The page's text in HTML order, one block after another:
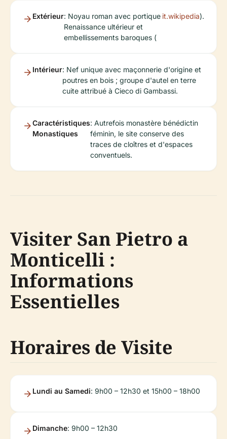
Extérieur: Noyau roman avec portique
Renaissance ultérieur et
embellissements baroques (
it.wikipedia).
Intérieur: Nef unique avec maçonnerie d'origine et
poutres en bois ; groupe d'autel en terre
cuite attribué à Cieco di Gambassi.
Caractéristiques
Monastiques
: Autrefois monastère bénédictin
féminin, le site conserve des
traces de cloîtres et d'espaces
conventuels.
Visiter San Pietro a
Monticelli :
Informations
Essentielles
Horaires de Visite
Lundi au Samedi: 9h00 – 12h30 et 15h00 – 18h00
Dimanche: 9h00 – 12h30